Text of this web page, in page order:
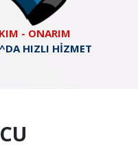
- ONARIM
HIZLI HİZMET